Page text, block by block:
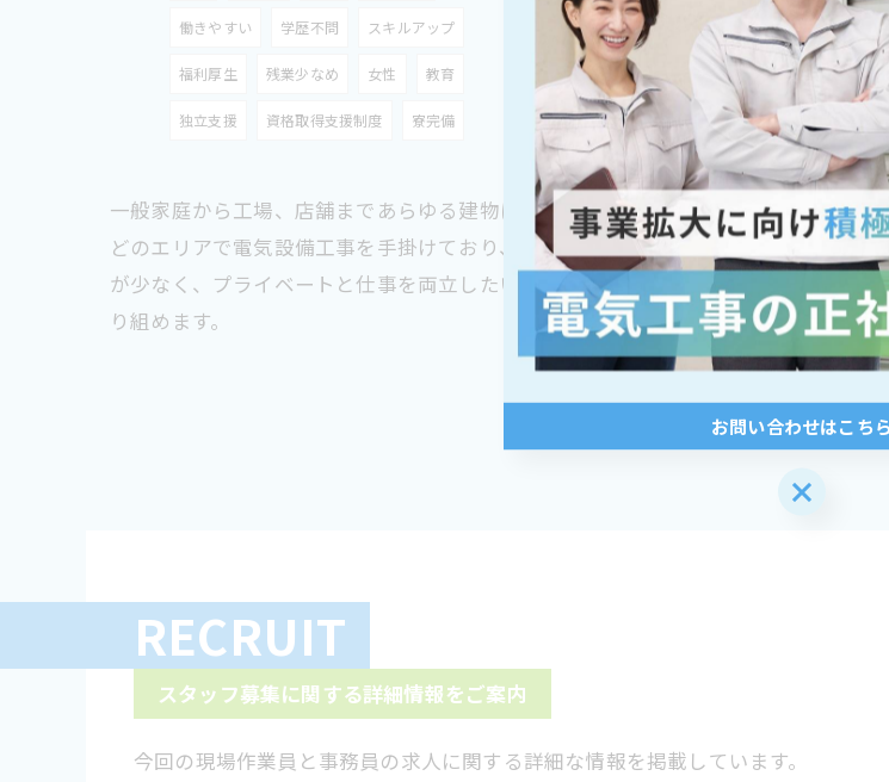
働きやすい 学歴不問 スキルアップ
福利厚生 残業少なめ 女性 教育
独立支援 資格取得支援制度 寮完備
一般家庭から工場、店舗まであらゆる建物において不可欠な電気工事に携わる現場
どのエリアで電気設備工事を手掛けており、より多くのニーズにお応えできるよう
が少なく、プライベートと仕事を両立したい方からたくさん働いて稼ぎたい方まで
り組めます。
スタッフ募集に関する詳細情報をご案内
RECRUIT
今回の現場作業員と事務員の求人に関する詳細な情報を掲載しています。
お問い合わせはこちら
お問い合わせはこちら